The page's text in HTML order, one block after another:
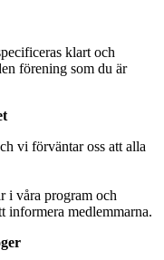
klart och
förening som du är
vi förväntar oss att alla
i våra program och
informera medlemmarna.